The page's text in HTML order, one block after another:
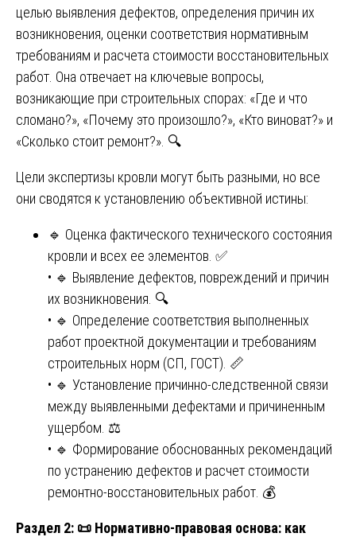
целью выявления дефектов, определения причин их
возникновения, оценки соответствия нормативным
требованиям и расчета стоимости восстановительных
работ. Она отвечает на ключевые вопросы,
возникающие при строительных спорах: «Где и что
сломано?», «Почему это произошло?», «Кто виноват?» и
«Сколько стоит ремонт?». 🔍
Цели экспертизы кровли могут быть разными, но все
они сводятся к установлению объективной истины:
🔹 Оценка фактического технического состояния
кровли и всех ее элементов. ✅
• 🔹 Выявление дефектов, повреждений и причин
их возникновения. 🔍
• 🔹 Определение соответствия выполненных
работ проектной документации и требованиям
строительных норм (СП, ГОСТ). 📏
• 🔹 Установление причинно-следственной связи
между выявленными дефектами и причиненным
ущербом. ⚖️
• 🔹 Формирование обоснованных рекомендаций
по устранению дефектов и расчет стоимости
ремонтно-восстановительных работ. 💰
Раздел 2: 📜 Нормативно-правовая основа: как